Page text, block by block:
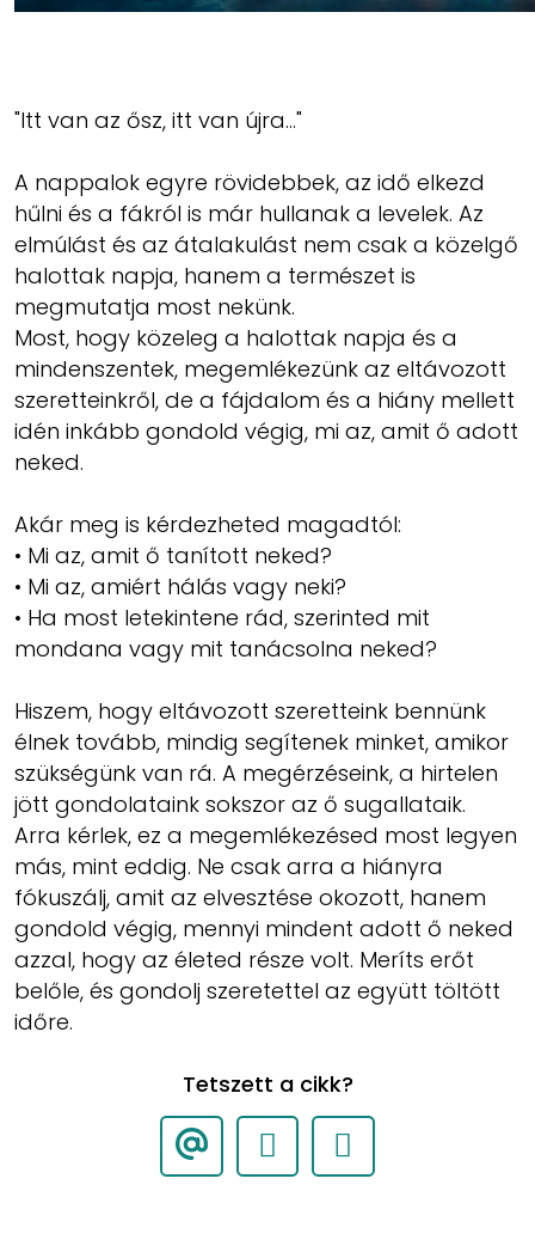
"Itt van az ősz, itt van újra…"
A nappalok egyre rövidebbek, az idő elkezd
hűlni és a fákról is már hullanak a levelek. Az
elmúlást és az átalakulást nem csak a közelgő
halottak napja, hanem a természet is
megmutatja most nekünk.
Most, hogy közeleg a halottak napja és a
mindenszentek, megemlékezünk az eltávozott
szeretteinkről, de a fájdalom és a hiány mellett
idén inkább gondold végig, mi az, amit ő adott
neked.
Akár meg is kérdezheted magadtól:
• Mi az, amit ő tanított neked?
• Mi az, amiért hálás vagy neki?
• Ha most letekintene rád, szerinted mit
mondana vagy mit tanácsolna neked?
Hiszem, hogy eltávozott szeretteink bennünk
élnek tovább, mindig segítenek minket, amikor
szükségünk van rá. A megérzéseink, a hirtelen
jött gondolataink sokszor az ő sugallataik.
Arra kérlek, ez a megemlékezésed most legyen
más, mint eddig. Ne csak arra a hiányra
fókuszálj, amit az elvesztése okozott, hanem
gondold végig, mennyi mindent adott ő neked
azzal, hogy az életed része volt. Meríts erőt
belőle, és gondolj szeretettel az együtt töltött
időre.
Tetszett a cikk?